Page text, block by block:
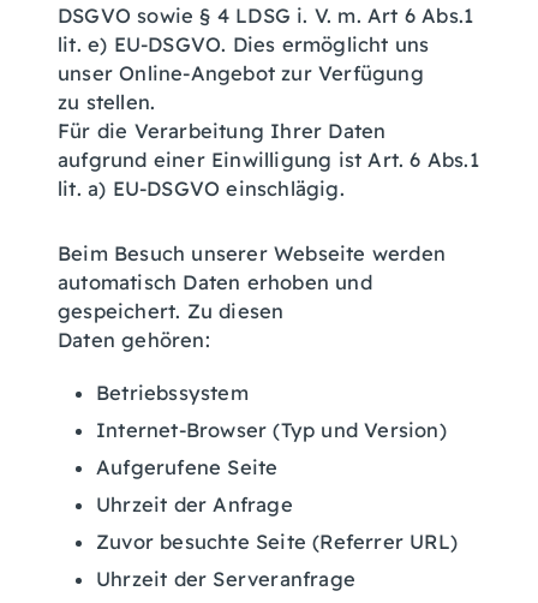
DSGVO sowie § 4 LDSG i. V. m. Art 6 Abs.1
lit. e) EU-DSGVO. Dies ermöglicht uns
unser Online-Angebot zur Verfügung
zu stellen.
Für die Verarbeitung Ihrer Daten
aufgrund einer Einwilligung ist Art. 6 Abs.1
lit. a) EU-DSGVO einschlägig.
Beim Besuch unserer Webseite werden
automatisch Daten erhoben und
gespeichert. Zu diesen
Daten gehören:
Betriebssystem
Internet-Browser (Typ und Version)
Aufgerufene Seite
Uhrzeit der Anfrage
Zuvor besuchte Seite (Referrer URL)
Uhrzeit der Serveranfrage